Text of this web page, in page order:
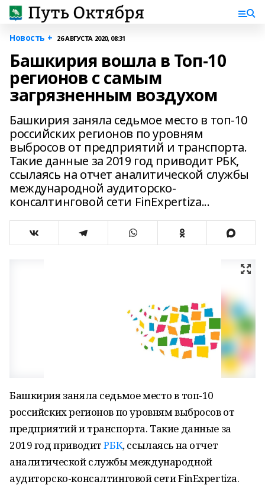
Новость + 26 АВГУСТА 2020, 08:31
Башкирия вошла в Топ-10
регионов с самым
загрязненным воздухом
Башкирия заняла седьмое место в топ-10
российских регионов по уровням
выбросов от предприятий и транспорта.
Такие данные за 2019 год приводит РБК,
ссылаясь на отчет аналитической службы
международной аудиторско-
консалтинговой сети FinExpertiza...
Башкирия заняла седьмое место в топ-10
российских регионов по уровням выбросов от
предприятий и транспорта. Такие данные за
2019 год приводитРБК, ссылаясь на отчет
аналитической службы международной
аудиторско-консалтинговой сети FinExpertiza.